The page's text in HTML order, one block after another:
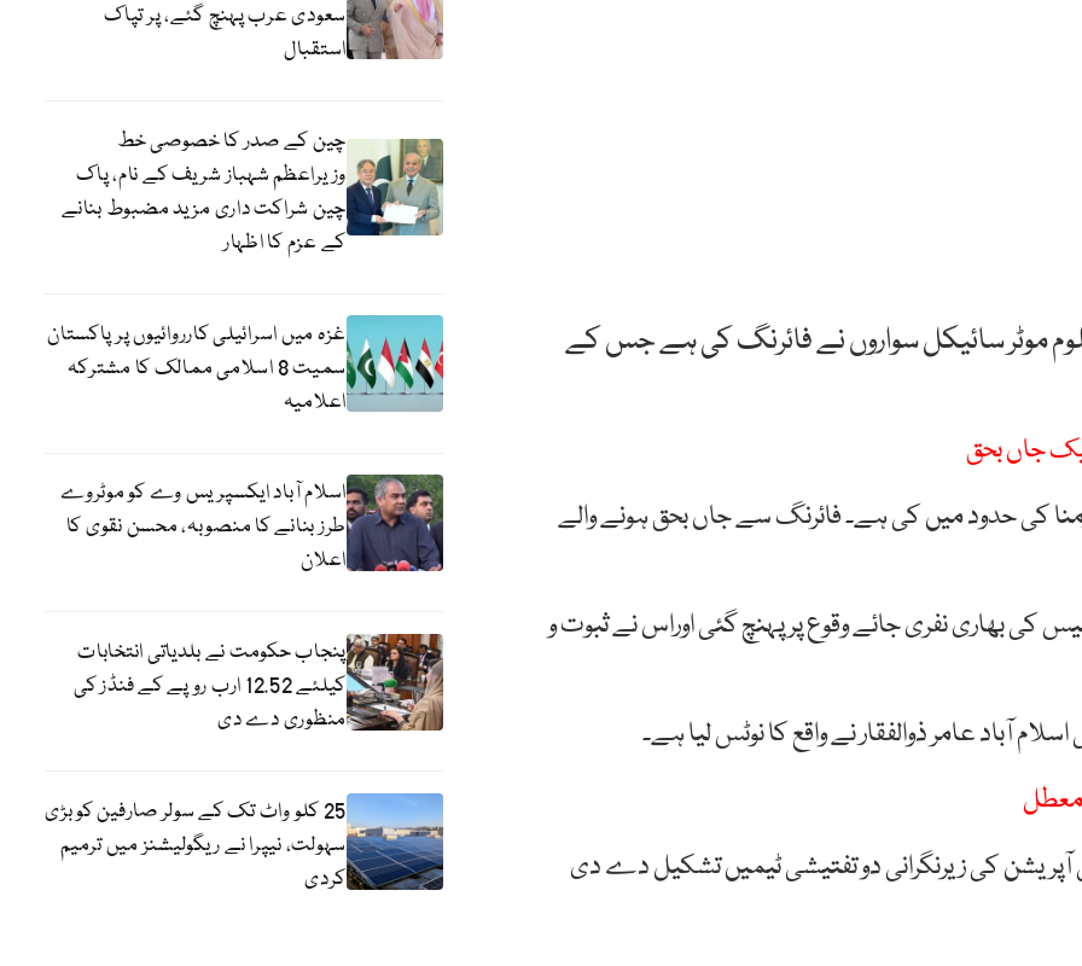
موٹر سائیکل سواروں نے فائرنگ کی ہے جس کے
جاں بحق
کی حدود میں کی ہے۔ فائرنگ سے جاں بحق ہونے والے
کی بھاری نفری جائے وقوع پر پہنچ گئی اوراس نے ثبوت و
آباد عامر ذوالفقار نے واقع کا نوٹس لیا ہے۔
معطل
کی زیرنگرانی دو تفتیشی ٹیمیں تشکیل دے دی
سعودی عرب پہنچ گئے، پر تپاک
استقبال
چین کے صدر کا خصوصی خط
وزیراعظم شہباز شریف کے نام، پاک
چین شراکت داری مزید مضبوط بنانے
کے عزم کا اظہار
غزہ میں اسرائیلی کارروائیوں پر پاکستان
سمیت 8 اسلامی ممالک کا مشترکہ
اعلامیہ
اسلام آباد ایکسپریس وے کو موٹروے
طرز بنانے کا منصوبہ، محسن نقوی کا
اعلان
پنجاب حکومت نے بلدیاتی انتخابات
کیلئے 12.52 ارب روپے کے فنڈز کی
منظوری دے دی
25 کلو واٹ تک کے سولر صارفین کو بڑی
سہولت، نیپرا نے ریگولیشنز میں ترمیم
کردی